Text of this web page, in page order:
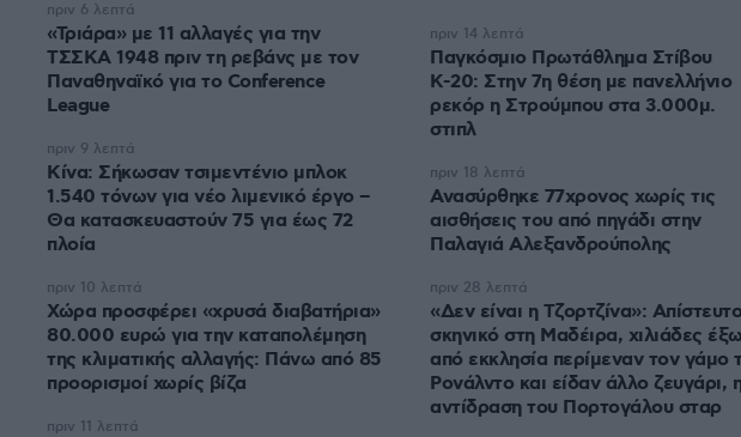
«Τριάρα» με 11 αλλαγές για την
ΤΣΣΚΑ 1948 πριν τη ρεβάνς με τον
Παναθηναϊκό για το Conference
League
πριν 6 λεπτά
Κίνα: Σήκωσαν τσιμεντένιο μπλοκ
1.540 τόνων για νέο λιμενικό έργο –
Θα κατασκευαστούν 75 για έως 72
πλοία
πριν 9 λεπτά
Χώρα προσφέρει «χρυσά διαβατήρια»
80.000 ευρώ για την καταπολέμηση
της κλιματικής αλλαγής: Πάνω από 85
προορισμοί χωρίς βίζα
πριν 10 λεπτά
πριν 11 λεπτά
Παγκόσμιο Πρωτάθλημα Στίβου
Κ-20: Στην 7η θέση με πανελλήνιο
ρεκόρ η Στρούμπου στα 3.000μ.
στιπλ
πριν 14 λεπτά
Ανασύρθηκε 77χρονος χωρίς τις
αισθήσεις του από πηγάδι στην
Παλαγιά Αλεξανδρούπολης
πριν 18 λεπτά
«Δεν είναι η Τζορτζίνα»: Απίστευτο
σκηνικό στη Μαδέιρα, χιλιάδες έξω
από εκκλησία περίμεναν τον γάμο
Ρονάλντο και είδαν άλλο ζευγάρι, η
αντίδραση του Πορτογάλου σταρ
πριν 28 λεπτά